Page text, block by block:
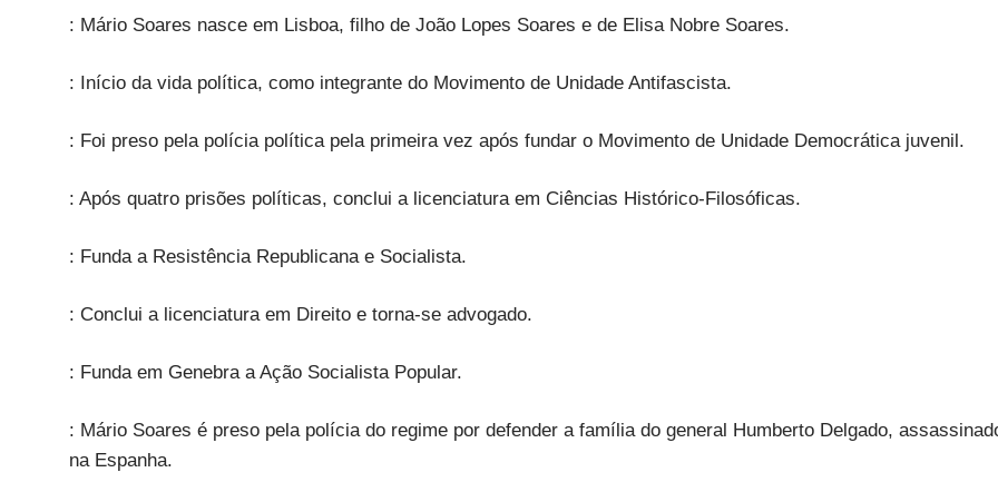
: Mário Soares nasce em Lisboa, filho de João Lopes Soares e de Elisa Nobre Soares.
: Início da vida política, como integrante do Movimento de Unidade Antifascista.
: Foi preso pela polícia política pela primeira vez após fundar o Movimento de Unidade Democrática juvenil.
: Após quatro prisões políticas, conclui a licenciatura em Ciências Histórico-Filosóficas.
: Funda a Resistência Republicana e Socialista.
: Conclui a licenciatura em Direito e torna-se advogado.
: Funda em Genebra a Ação Socialista Popular.
: Mário Soares é preso pela polícia do regime por defender a família do general Humberto Delgado,
na Espanha.